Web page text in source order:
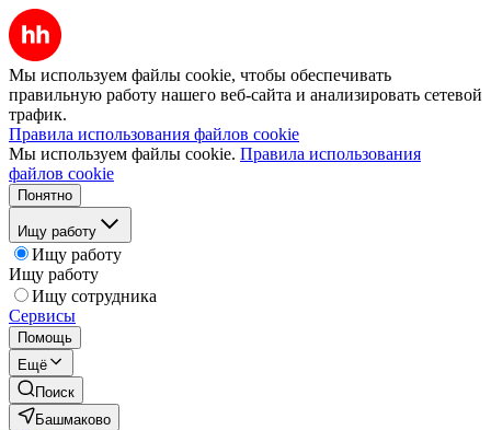
Мы используем файлы cookie, чтобы обеспечивать
правильную работу нашего веб-сайта и анализировать сетевой
трафик.
Правила использования файлов cookie
Мы используем файлы cookie. Правила использования
файлов cookie
Понятно
Ищу работу
Ищу работу
Ищу работу
Ищу сотрудника
Сервисы
Помощь
Ещё
Поиск
Башмаково